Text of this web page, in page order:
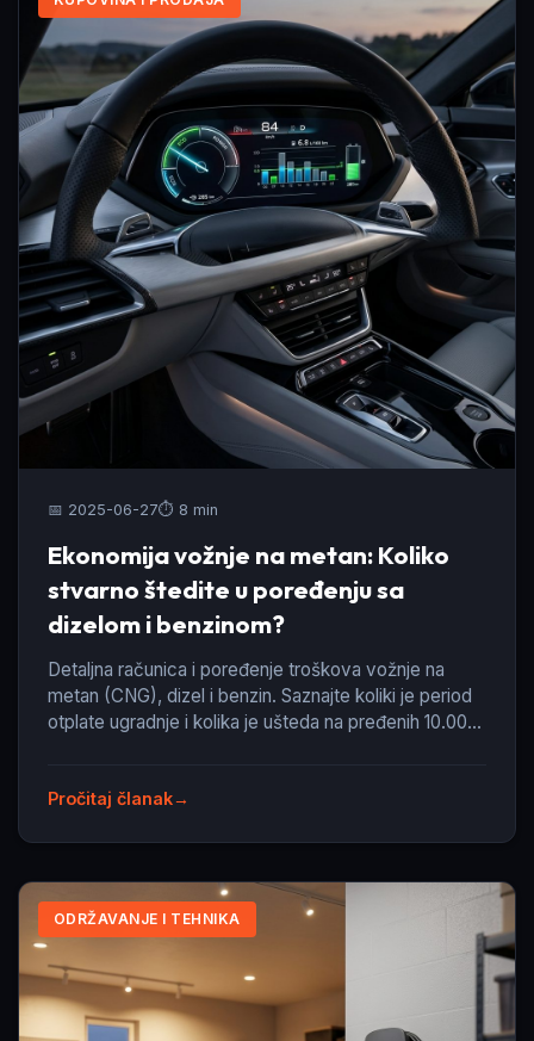
📅 2025-06-27⏱️ 8 min
Ekonomija vožnje na metan: Koliko
stvarno štedite u poređenju sa
dizelom i benzinom?
Detaljna računica i poređenje troškova vožnje na
metan (CNG), dizel i benzin. Saznajte koliki je period
otplate ugradnje i kolika je ušteda na pređenih 10.000
Pročitaj članak
ODRŽAVANJE I TEHNIKA